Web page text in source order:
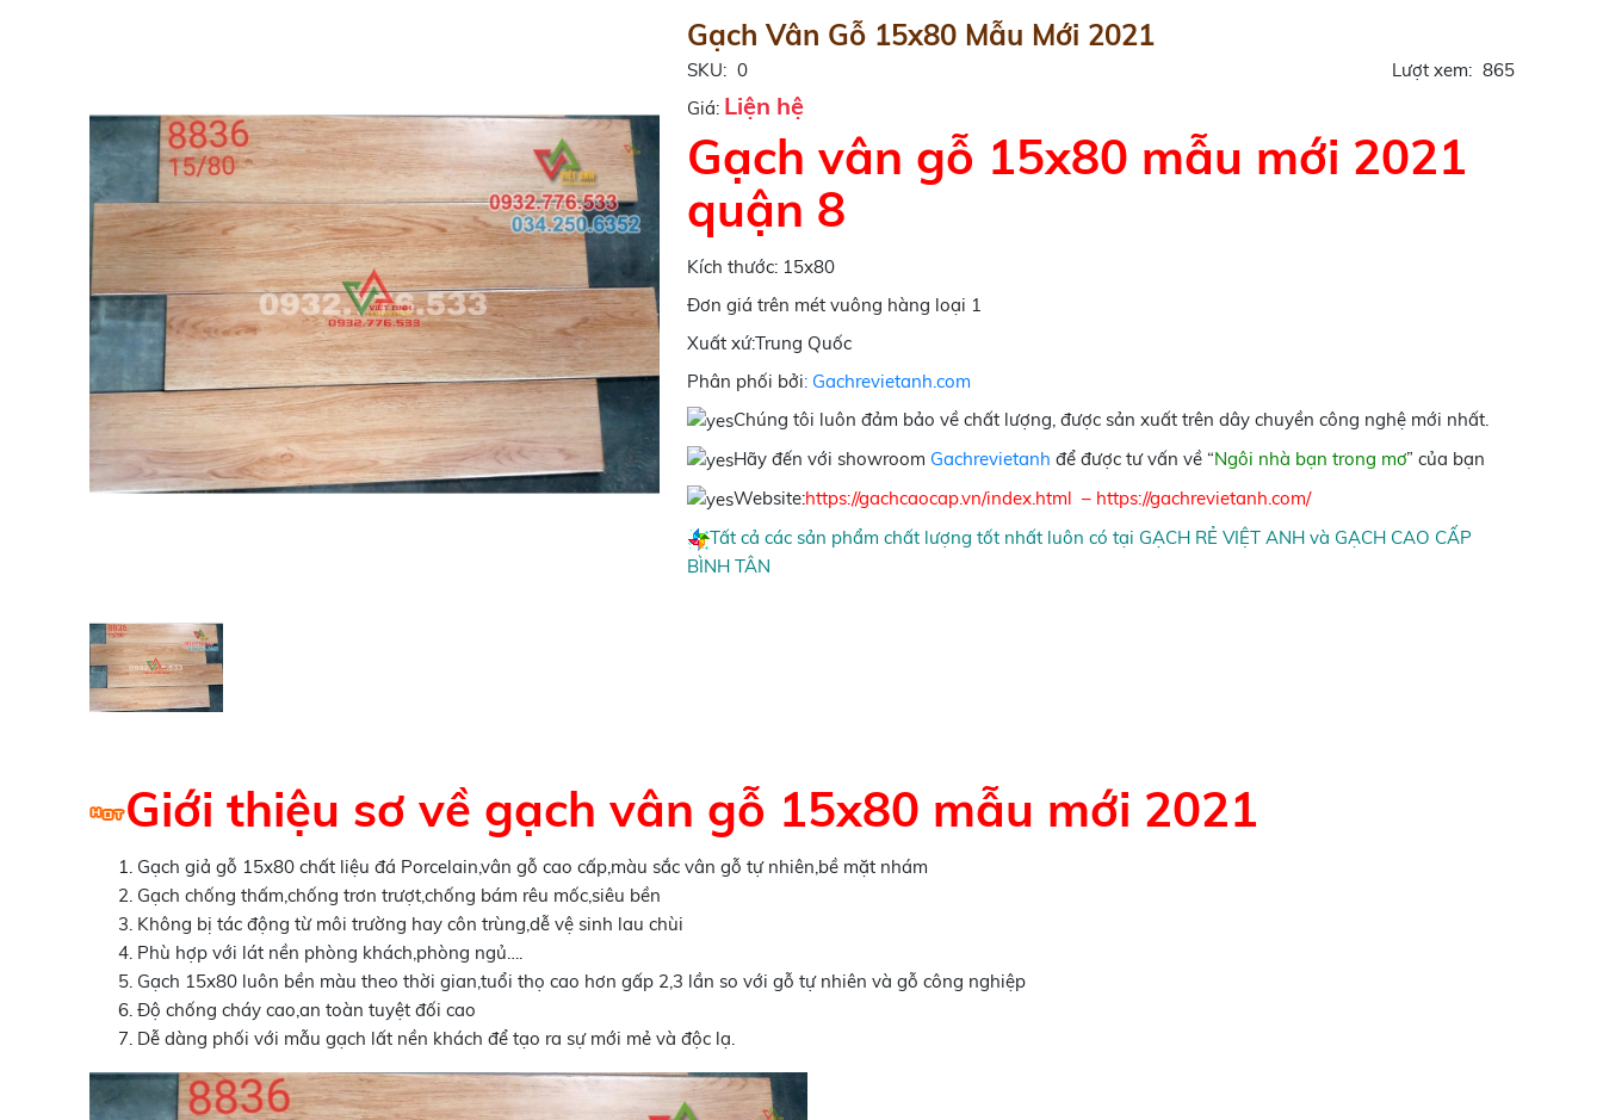
Gạch Vân Gỗ 15x80 Mẫu Mới 2021
SKU: 0 Lượt xem: 865
Giá: Liện hệ
Gạch vân gỗ 15x80 mẫu mới 2021
quận 8
Kích thước: 15x80
Đơn giá trên mét vuông hàng loại 1
Xuất xứ:Trung Quốc
Phân phối bởi: Gachrevietanh.com
Chúng tôi luôn đảm bảo về chất lượng, được sản xuất trên dây chuyền công nghệ mới nhất.
Hãy đến với showroom Gachrevietanh để được tư vấn về “Ngôi nhà bạn trong mơ” của bạn
Website:https://gachcaocap.vn/index.html – https://gachrevietanh.com/
Tất cả các sản phẩm chất lượng tốt nhất luôn có tại GẠCH RẺ VIỆT ANH và GẠCH CAO CẤP
BÌNH TÂN
Giới thiệu sơ về gạch vân gỗ 15x80 mẫu mới 2021
Gạch giả gỗ 15x80 chất liệu đá Porcelain,vân gỗ cao cấp,màu sắc vân gỗ tự nhiên,bề mặt nhám
Gạch chống thấm,chống trơn trượt,chống bám rêu mốc,siêu bền
Không bị tác động từ môi trường hay côn trùng,dễ vệ sinh lau chùi
Phù hợp với lát nền phòng khách,phòng ngủ….
Gạch 15x80 luôn bền màu theo thời gian,tuổi thọ cao hơn gấp 2,3 lần so với gỗ tự nhiên và gỗ công nghiệp
Độ chống cháy cao,an toàn tuyệt đối cao
Dễ dàng phối với mẫu gạch lất nền khách để tạo ra sự mới mẻ và độc lạ.